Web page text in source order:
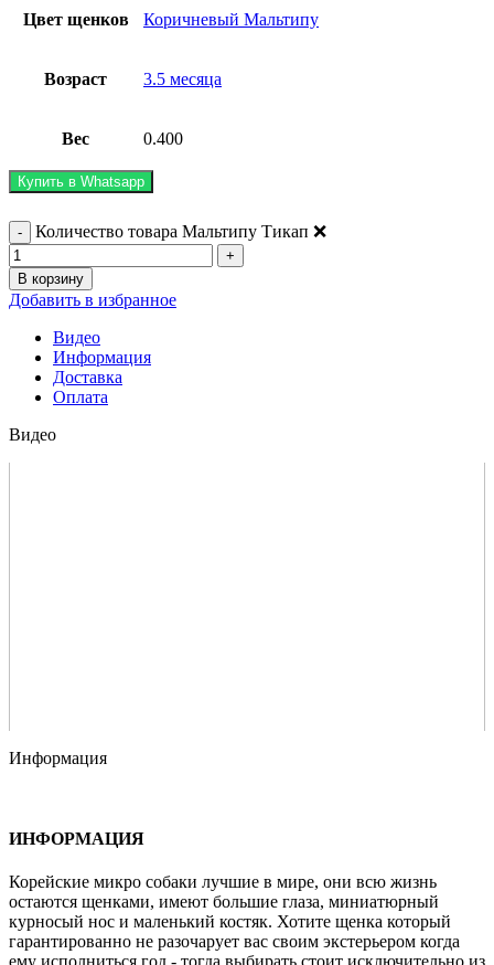
Цвет щенков Коричневый Мальтипу
Возраст 3.5 месяца
Вес 0.400
Купить в Whatsapp
Количество товара Мальтипу Тикап ❌
В корзину
Добавить в избранное
Видео
Информация
Доставка
Оплата
Видео
Информация
ИНФОРМАЦИЯ
Корейские микро собаки лучшие в мире, они всю жизнь
остаются щенками, имеют большие глаза, миниатюрный
курносый нос и маленький костяк. Хотите щенка который
гарантированно не разочарует вас своим экстерьером когда